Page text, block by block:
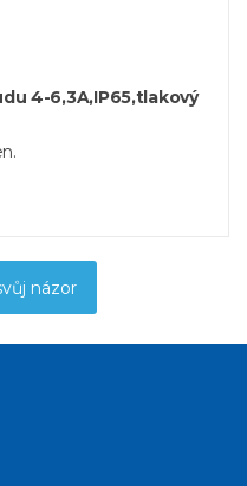
4-6,3A,IP65,tlakový
názor